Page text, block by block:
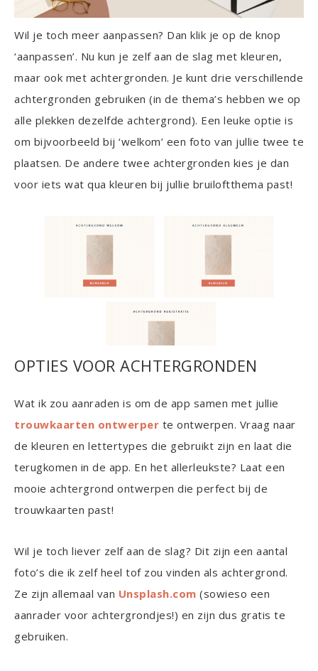
Wil je toch meer aanpassen? Dan klik je op de knop
‘aanpassen’. Nu kun je zelf aan de slag met kleuren,
maar ook met achtergronden. Je kunt drie verschillende
achtergronden gebruiken (in de thema’s hebben we op
alle plekken dezelfde achtergrond). Een leuke optie is
om bijvoorbeeld bij ‘welkom’ een foto van jullie twee te
plaatsen. De andere twee achtergronden kies je dan
voor iets wat qua kleuren bij jullie bruiloftthema past!
OPTIES VOOR ACHTERGRONDEN
Wat ik zou aanraden is om de app samen met jullie
trouwkaarten ontwerper te ontwerpen. Vraag naar
de kleuren en lettertypes die gebruikt zijn en laat die
terugkomen in de app. En het allerleukste? Laat een
mooie achtergrond ontwerpen die perfect bij de
trouwkaarten past!
Wil je toch liever zelf aan de slag? Dit zijn een aantal
foto’s die ik zelf heel tof zou vinden als achtergrond.
Ze zijn allemaal van Unsplash.com (sowieso een
aanrader voor achtergrondjes!) en zijn dus gratis te
gebruiken.